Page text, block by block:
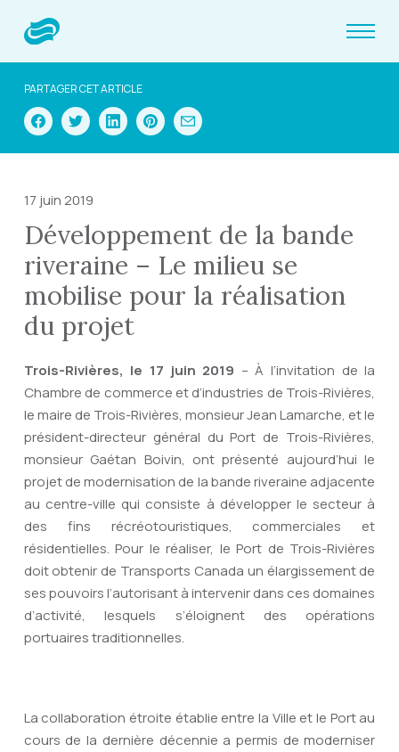
PARTAGER CET ARTICLE
17 juin 2019
Développement de la bande
riveraine – Le milieu se
mobilise pour la réalisation
du projet
Trois-Rivières, le 17 juin 2019 – À l’invitation de la
Chambre de commerce et d’industries de Trois-Rivières,
le maire de Trois-Rivières, monsieur Jean Lamarche, et le
président-directeur général du Port de Trois-Rivières,
monsieur Gaétan Boivin, ont présenté aujourd’hui le
projet de modernisation de la bande riveraine adjacente
au centre-ville qui consiste à développer le secteur à
des fins récréotouristiques, commerciales et
résidentielles. Pour le réaliser, le Port de Trois-Rivières
doit obtenir de Transports Canada un élargissement de
ses pouvoirs l’autorisant à intervenir dans ces domaines
d’activité, lesquels s’éloignent des opérations
portuaires traditionnelles.
La collaboration étroite établie entre la Ville et le Port au
cours de la dernière décennie a permis de moderniser